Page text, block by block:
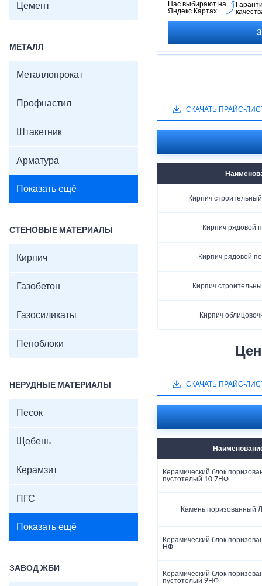
Цемент
МЕТАЛЛ
Металлопрокат
Профнастил
Штакетник
Арматура
Показать ещё
СТЕНОВЫЕ МАТЕРИАЛЫ
Кирпич
Газобетон
Газосиликаты
Пеноблоки
НЕРУДНЫЕ МАТЕРИАЛЫ
Песок
Щебень
Керамзит
ПГС
Показать ещё
ЗАВОД ЖБИ
устойчивую
строительные планы
Нас выбирают на
Яндекс.Картах
СКАЧАТЬ ПРАЙС-
Кирпич
Кирпич рядовой
Кирпич рядовой
Кирпич
Кирпич
СКАЧАТЬ ПРАЙС-
Керамический блок
пустотелый 10,7НФ
Камень поризованный
Керамический блок
НФ
Керамический блок
пустотелый 9НФ